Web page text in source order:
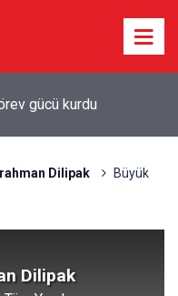
gücü kurdu
Dilipak
Büyük
Dilipak